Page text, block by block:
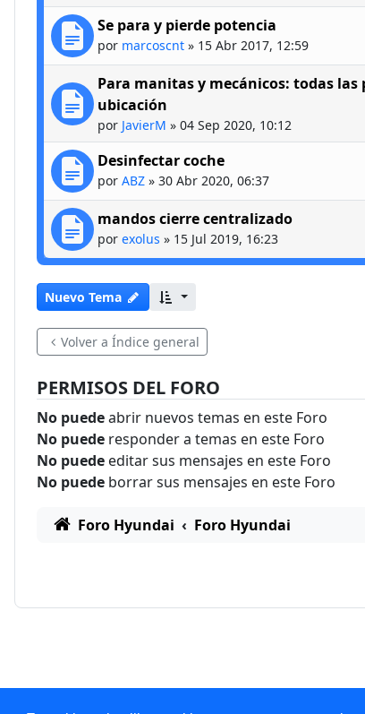
Se para y pierde potencia
por marcoscnt » 15 Abr 2017, 12:59
Para manitas y mecánicos: todas las
ubicación
por JavierM » 04 Sep 2020, 10:12
Desinfectar coche
por ABZ » 30 Abr 2020, 06:37
mandos cierre centralizado
por exolus » 15 Jul 2019, 16:23
Nuevo Tema
Volver a Índice general
PERMISOS DEL FORO
No puedeabrir nuevos temas en este Foro
No puede responder a temas en este Foro
No puede editar sus mensajes en este Foro
No puede borrar sus mensajes en este Foro
Foro Hyundai Foro Hyundai